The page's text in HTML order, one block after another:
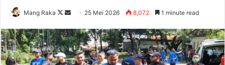
Mang Raka
Follow
X
Send
email
25 Mei 2026 8,072 1 minute read